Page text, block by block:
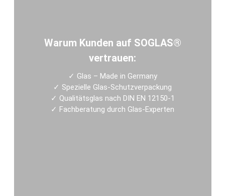
Warum Kunden auf SOGLAS®
vertrauen:
✓ Glas – Made in Germany
✓ Spezielle Glas-Schutzverpackung
✓ Qualitätsglas nach DIN EN 12150-1
✓ Fachberatung durch Glas-Experten